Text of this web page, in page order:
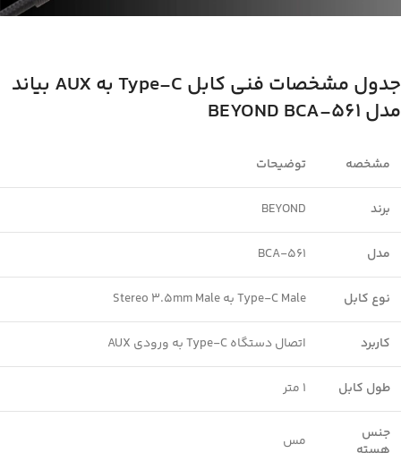
جدول مشخصات فنی کابل Type-C به AUX بیاند
مدل BEYOND BCA-561
مشخصه توضیحات
برند BEYOND
مدل BCA-561
نوع کابل Type-C Male به Stereo 3.5mm Male
کاربرد اتصال دستگاه Type-C به ورودی AUX
طول کابل 1 متر
جنس
هسته
مس